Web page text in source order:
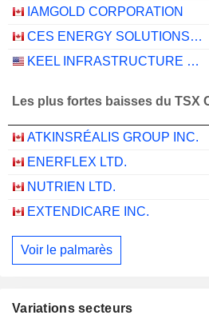
IAMGOLD CORPORATION
CES ENERGY SOLUTIONS CORP.
KEEL INFRASTRUCTURE CORP.
Les plus fortes baisses du TSX
ATKINSRÉALIS GROUP INC.
ENERFLEX LTD.
NUTRIEN LTD.
EXTENDICARE INC.
Voir le palmarès
Variations secteurs